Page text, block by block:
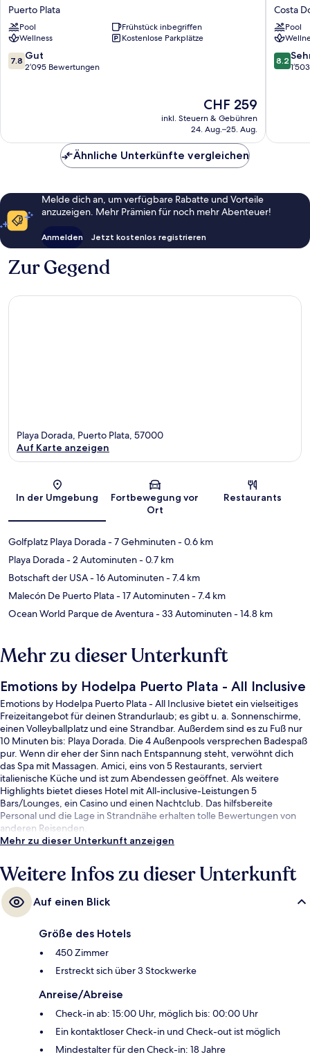
Puerto
Plata
-
All
inclusive
Puerto
Puerto Plata
Pool
Frühstück inbegriffen
Wellness
Kostenlose Parkplätze
7.8
von
7.8 Gut
2’095 Bewertungen
Der
Preis
beträgt
CHF 259
inkl. Steuern & Gebühren
24. Aug.–25. Aug.
Waves
Costa
Dorada
-
All
Inclusive
Costa
Pool
8.2
von
8.2
Ähnliche Unterkünfte vergleichen
Melde dich an, um verfügbare Rabatte und Vorteile
anzuzeigen. Mehr Prämien für noch mehr Abenteuer!
Anmelden Jetzt kostenlos registrieren
Zur Gegend
Karte
Playa Dorada, Puerto Plata, 57000
Auf Karte anzeigen
In der Umgebung
Fortbewegung vor
Ort
Restaurants
Golfplatz Playa Dorada- 7 Gehminuten- 0.6 km
Playa Dorada- 2 Autominuten- 0.7 km
Botschaft der USA- 16 Autominuten- 7.4 km
Malecón De Puerto Plata- 17 Autominuten- 7.4 km
Ocean World Parque de Aventura- 33 Autominuten- 14.8 km
Mehr zu dieser Unterkunft
Emotions by Hodelpa Puerto Plata - All Inclusive
Emotions by Hodelpa Puerto Plata - All Inclusive bietet ein vielseitiges
Freizeitangebot für deinen Strandurlaub; es gibt u. a. Sonnenschirme,
einen Volleyballplatz und eine Strandbar. Außerdem sind es zu Fuß nur
10 Minuten bis: Playa Dorada. Die 4 Außenpools versprechen Badespaß
pur. Wenn dir eher der Sinn nach Entspannung steht, verwöhnt dich
das Spa mit Massagen. Amici, eins von 5 Restaurants, serviert
italienische Küche und ist zum Abendessen geöffnet. Als weitere
Highlights bietet dieses Hotel mit All-inclusive-Leistungen 5
Bars/Lounges, ein Casino und einen Nachtclub. Das hilfsbereite
Personal und die Lage in Strandnähe erhalten tolle Bewertungen von
anderen Reisenden.
Mehr zu dieser Unterkunft anzeigen
Weitere Infos zu dieser Unterkunft
Auf einen Blick
Größe des Hotels
450 Zimmer
Erstreckt sich über 3 Stockwerke
Anreise/Abreise
Check-in ab: 15:00 Uhr, möglich bis: 00:00 Uhr
Ein kontaktloser Check-in und Check-out ist möglich
Mindestalter für den Check-in: 18 Jahre